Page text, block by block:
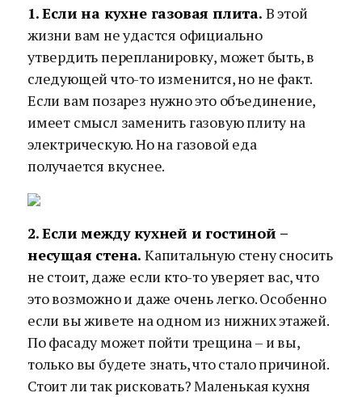
1. Если на кухне газовая плита. В этой
жизни вам не удастся официально
утвердить перепланировку, может быть, в
следующей что-то изменится, но не факт.
Если вам позарез нужно это объединение,
имеет смысл заменить газовую плиту на
электрическую. Но на газовой еда
получается вкуснее.
2. Если между кухней и гостиной –
несущая стена. Капитальную стену сносить
не стоит, даже если кто-то уверяет вас, что
это возможно и даже очень легко. Особенно
если вы живете на одном из нижних этажей.
По фасаду может пойти трещина – и вы,
только вы будете знать, что стало причиной.
Стоит ли так рисковать? Маленькая кухня